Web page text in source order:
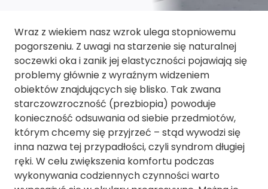
Wraz z wiekiem nasz wzrok ulega stopniowemu
pogorszeniu. Z uwagi na starzenie się naturalnej
soczewki oka i zanik jej elastyczności pojawiają się
problemy głównie z wyraźnym widzeniem
obiektów znajdujących się blisko. Tak zwana
starczowzroczność (prezbiopia) powoduje
konieczność odsuwania od siebie przedmiotów,
którym chcemy się przyjrzeć – stąd wywodzi się
inna nazwa tej przypadłości, czyli syndrom długiej
ręki. W celu zwiększenia komfortu podczas
wykonywania codziennych czynności warto